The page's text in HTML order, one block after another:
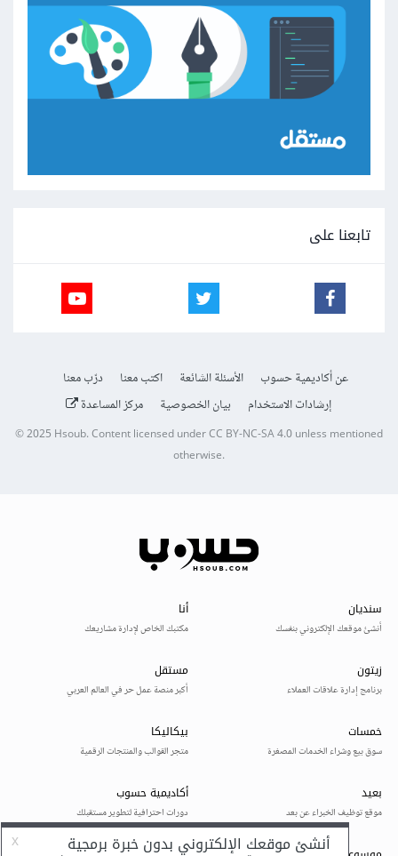
تابعنا على
عن أكاديمية حسوب الأسئلة الشائعة اكتب معنا
درّب معنا
إرشادات الاستخدام
بيان الخصوصية مركز المساعدة
© 2025Hsoub.Content licensed underCC BY-NC-SA 4.0unless mentioned
otherwise.